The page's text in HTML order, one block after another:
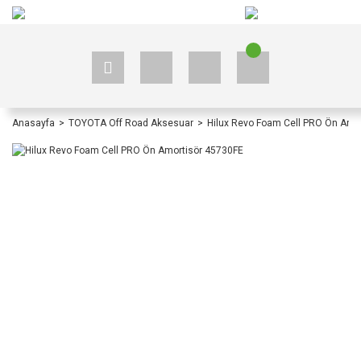
Anasayfa TOYOTA Off Road Aksesuar Hilux Revo Foam Cell PRO Ön